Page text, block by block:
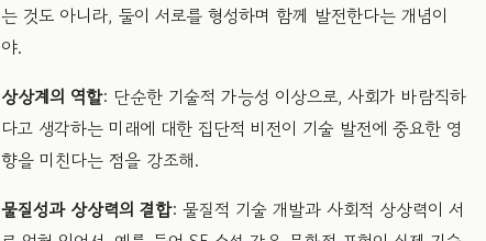
는 것도 아니라, 둘이 서로를 형성하며 함께 발전한다는 개념이
야.
상상계의 역할: 단순한 기술적 가능성 이상으로, 사회가 바람직하
다고 생각하는 미래에 대한 집단적 비전이 기술 발전에 중요한 영
향을 미친다는 점을 강조해.
물질성과 상상력의 결합: 물질적 기술 개발과 사회적 상상력이 서